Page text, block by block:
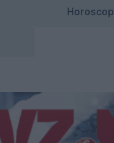
Horoscop